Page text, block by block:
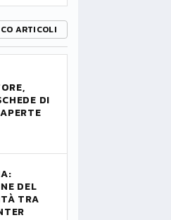
ARTICOLI
DI
DEL
TRA